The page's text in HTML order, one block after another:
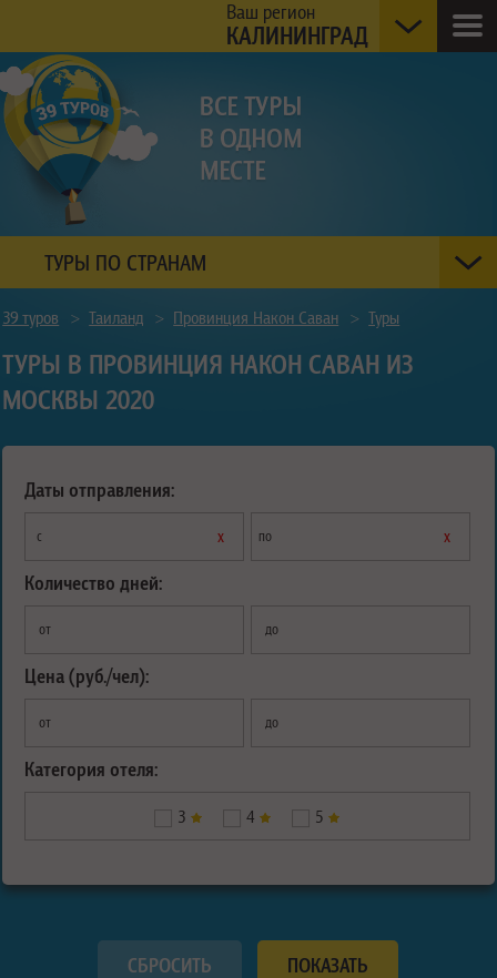
Ваш регион
КАЛИНИНГРАД
ТУРЫ ПО СТРАНАМ
39 туров > Таиланд > Провинция Након Саван > Туры
ТУРЫ В ПРОВИНЦИЯ НАКОН САВАН ИЗ
МОСКВЫ 2020
Даты отправления:
с х по х
Количество дней:
от до
Цена (руб./чел):
от до
Категория отеля:
3 4 5